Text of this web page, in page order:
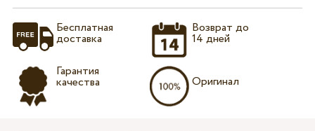
Бесплатная
доставка
Гарантия
качества
Возврат до
14 дней
Оригинал